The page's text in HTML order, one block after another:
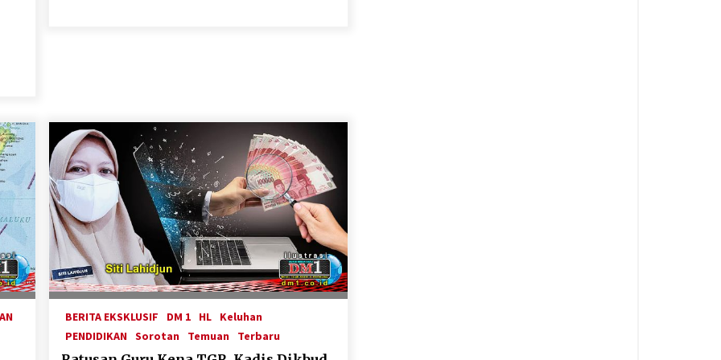
BERITA EKSKLUSIF DM 1 HL
Keluhan
PENDIDIKAN Sorotan Temuan Terbaru